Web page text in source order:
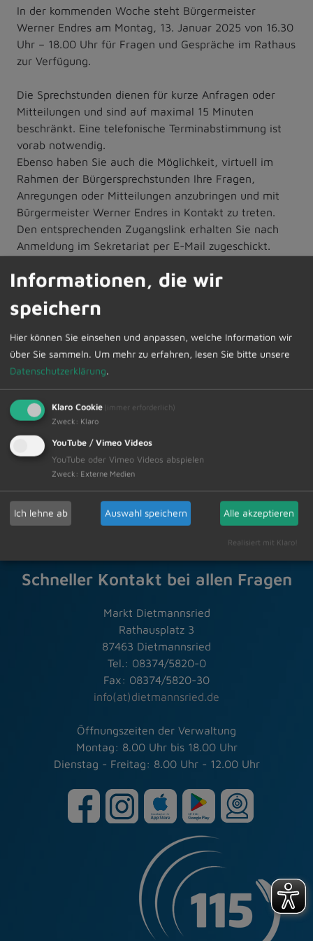
In der kommenden Woche steht Bürgermeister
Werner Endres am Montag, 13. Januar 2025 von 16.30
Uhr – 18.00 Uhr für Fragen und Gespräche im Rathaus
zur Verfügung.
Die Sprechstunden dienen für kurze Anfragen oder
Mitteilungen und sind auf maximal 15 Minuten
beschränkt. Eine telefonische Terminabstimmung ist
vorab notwendig.
Ebenso haben Sie auch die Möglichkeit, virtuell im
Rahmen der Bürgersprechstunden Ihre Fragen,
Anregungen oder Mitteilungen anzubringen und mit
Bürgermeister Werner Endres in Kontakt zu treten.
Den entsprechenden Zugangslink erhalten Sie nach
Anmeldung im Sekretariat per E-Mail zugeschickt.
Anforderung des Zugangscodes für die digitale
Zur Übersicht
10.01.2025 Amtliche Bekanntmachungen
Schneller Kontakt bei allen Fragen
Markt Dietmannsried
Rathausplatz 3
87463 Dietmannsried
Tel.: 08374/5820-0
Fax: 08374/5820-30
info(at)dietmannsried.de
Öffnungszeiten der Verwaltung
Montag: 8.00 Uhr bis 18.00 Uhr
Dienstag - Freitag: 8.00 Uhr - 12.00 Uhr
Informationen, die wir
speichern
Hier können Sie einsehen und anpassen, welche Information wir
über Sie sammeln. Um mehr zu erfahren, lesen Sie bitte unsere
Datenschutzerklärung.
Klaro Cookie (immer erforderlich)
Zweck : Klaro
YouTube / Vimeo Videos
YouTube oder Vimeo Videos abspielen
Zweck : Externe Medien
Ich lehne ab Auswahl speichern Alle akzeptieren
Realisiert mit Klaro!